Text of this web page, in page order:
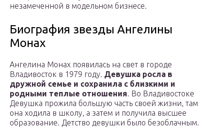
незамеченной в модельном бизнесе.
Биография звезды Ангелины
Монах
Ангелина Монах появилась на свет в городе
Владивосток в 1979 году. Девушка росла в
дружной семье и сохранила с близкими и
родными теплые отношения. Во Владивостоке
Девушка прожила большую часть своей жизни, там
она ходила в школу, а затем и получила высшее
образование. Детство девушки было безоблачным.